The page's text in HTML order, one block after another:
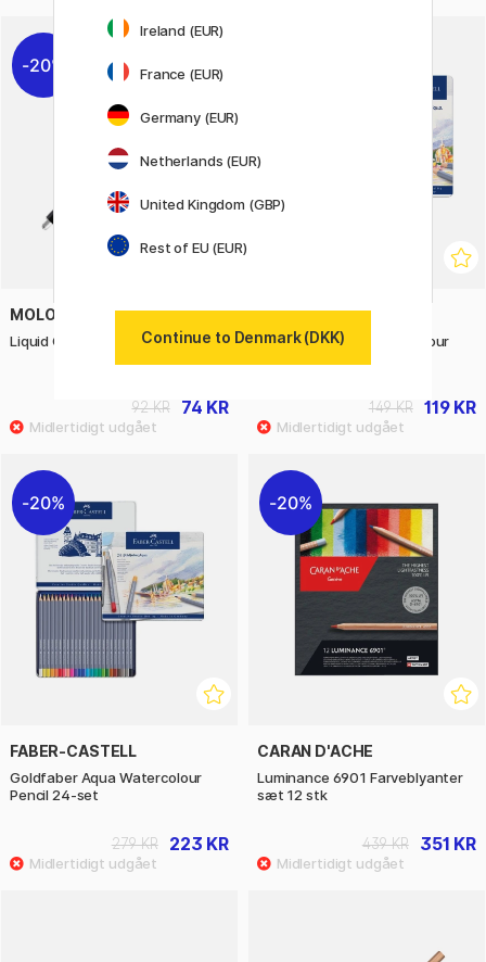
20%
MOLOTOW
Liquid Chrome Marker 4mm
74 KR
92 KR
FABER-CASTELL
Goldfaber Aqua Watercolour
119 KR
149 KR
20%
FABER-CASTELL
Goldfaber Aqua Watercolour
Pencil 24-set
223 KR
279 KR
20%
CARAN D'ACHE
Luminance 6901 Farveblyanter
sæt 12 stk
351 KR
439 KR
Ireland (EUR)
France (EUR)
Germany (EUR)
Netherlands (EUR)
United Kingdom (GBP)
Rest of EU (EUR)
Continue to Denmark (DKK)